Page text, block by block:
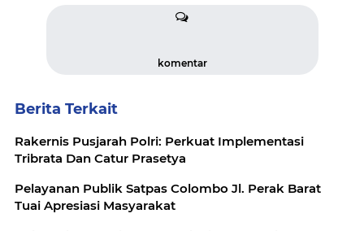
komentar
Berita Terkait
Rakernis Pusjarah Polri: Perkuat Implementasi
Tribrata Dan Catur Prasetya
Pelayanan Publik Satpas Colombo Jl. Perak Barat
Tuai Apresiasi Masyarakat